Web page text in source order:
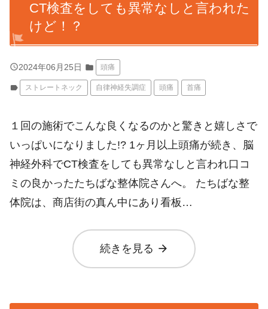
CT検査をしても異常なしと言われた
けど！？
query_builder2024年06月25日 folder 頭痛
label ストレートネック 自律神経失調症 頭痛 首痛
１回の施術でこんな良くなるのかと驚きと嬉しさで
いっぱいになりました!? 1ヶ月以上頭痛が続き、脳
神経外科でCT検査をしても異常なしと言われ口コ
ミの良かったたちばな整体院さんへ。 たちばな整
体院は、商店街の真ん中にあり看板…
続きを見る arrow_forward